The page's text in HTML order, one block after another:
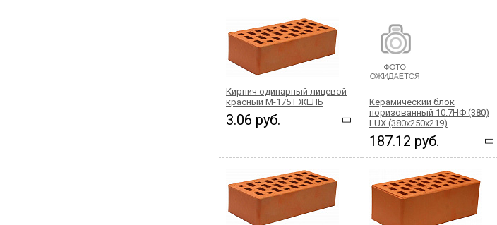
Кирпич одинарный лицевой
красный М-175 ГЖЕЛЬ
3.06 руб.
Керамический блок
поризованный 10.7НФ (380)
LUX (380х250х219)
187.12 руб.